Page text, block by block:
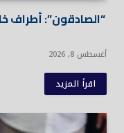
“الصادقون”: أطراف
أغسطس 8, 2026
اقرأ المزيد